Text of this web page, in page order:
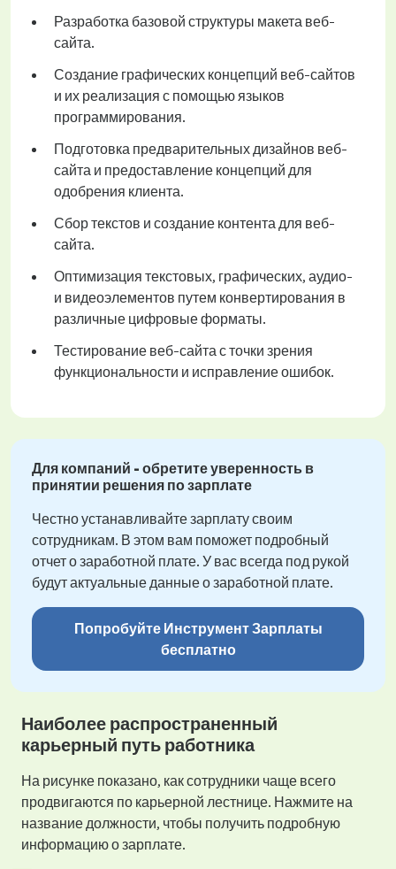
Разработка базовой структуры макета веб-
сайта.
Создание графических концепций веб-сайтов
и их реализация с помощью языков
программирования.
Подготовка предварительных дизайнов веб-
сайта и предоставление концепций для
одобрения клиента.
Сбор текстов и создание контента для веб-
сайта.
Оптимизация текстовых, графических, аудио-
и видеоэлементов путем конвертирования в
различные цифровые форматы.
Тестирование веб-сайта с точки зрения
функциональности и исправление ошибок.
Для компаний - обретите уверенность в
принятии решения по зарплате
Честно устанавливайте зарплату своим
сотрудникам. В этом вам поможет подробный
отчет о заработной плате. У вас всегда под рукой
будут актуальные данные о заработной плате.
Попробуйте Инструмент Зарплаты
бесплатно
Наиболее распространенный
карьерный путь работника
На рисунке показано, как сотрудники чаще всего
продвигаются по карьерной лестнице. Нажмите на
название должности, чтобы получить подробную
информацию о зарплате.